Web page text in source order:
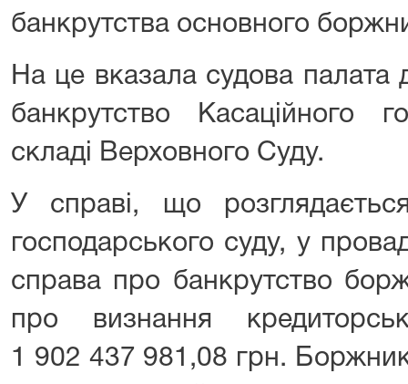
банкрутства основного
На це вказала судова палата
банкрутство Касаційного
складі Верховного Суду.
У справі, що
господарського суду, у
справа про банкрутство
про визнання
1 902 437 981,08 грн.